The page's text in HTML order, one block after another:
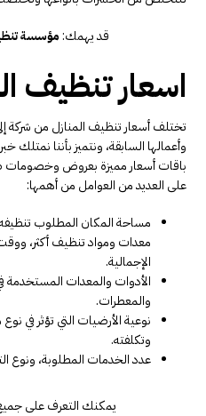
قد يهمك:مؤسسة
اسعار تنظيف
تختلف أسعار تنظيف المنازل من شركة
وأعمالها السابقة، ونتميز بأننا
باقات أسعار مميزة بعروض وخصومات
على العديد من العوامل من أهمها:
مساحة المكان المطلوب
معدات ومواد تنظيف أكثر،
الإجمالية.
الأدوات والمعدات المستخدمة
والمعطرات.
نوعية الأرضيات التي تؤثر في
وتكلفته.
عدد الخدمات المطلوبة،
يمكنك التعرف على